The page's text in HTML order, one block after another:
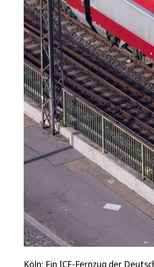
Köln: Ein ICE-Fernzug der